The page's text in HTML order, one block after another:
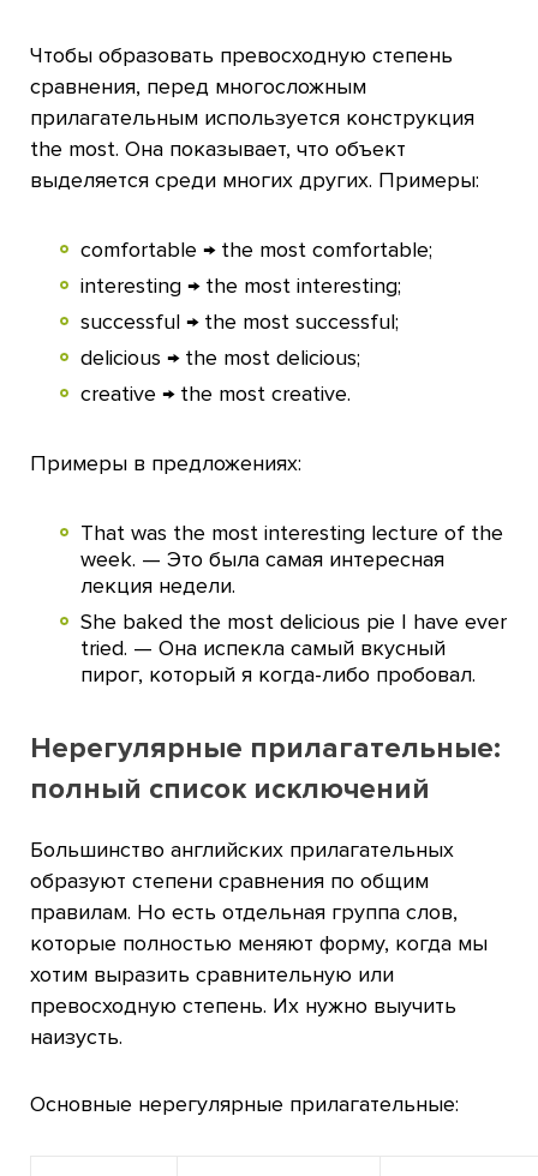
Чтобы образовать превосходную степень
сравнения, перед многосложным
прилагательным используется конструкция
the most. Она показывает, что объект
выделяется среди многих других. Примеры:
comfortable → the most comfortable;
interesting → the most interesting;
successful → the most successful;
delicious → the most delicious;
creative → the most creative.
Примеры в предложениях:
That was the most interesting lecture of the
week. — Это была самая интересная
лекция недели.
She baked the most delicious pie I have ever
tried. — Она испекла самый вкусный
пирог, который я когда-либо пробовал.
Нерегулярные прилагательные:
полный список исключений
Большинство английских прилагательных
образуют степени сравнения по общим
правилам. Но есть отдельная группа слов,
которые полностью меняют форму, когда мы
хотим выразить сравнительную или
превосходную степень. Их нужно выучить
наизусть.
Основные нерегулярные прилагательные: